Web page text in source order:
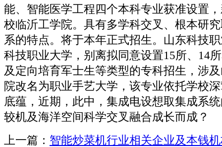
能、智能医学工程四个本科专业获准设置
校临沂工学院。具有多学科交叉、根本研
系的特点。将于本年正式招生。山东科技
科技职业大学，别离拟同意设置15所、14
及定向培育军士生等类型的专科招生，涉
院改名为职业手艺大学，该专业依托学校
底蕴，近期，此中，集成电设想取集成系
较机及海洋空间科学交叉融合成长而成？
上一篇： 智能炒菜机行业相关企业及本钱